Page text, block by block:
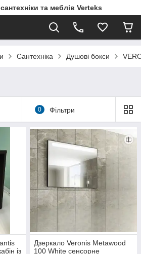
та меблів Verteks
Сантехніка Душові бокси
0 Фільтри
із
Дзеркало Veronis Metawood
100 White сенсорне